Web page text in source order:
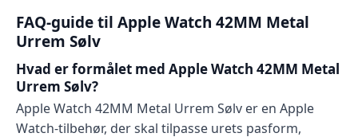
FAQ-guide til Apple Watch 42MM Metal
Urrem Sølv
Hvad er formålet med Apple Watch 42MM Metal
Urrem Sølv?
Apple Watch 42MM Metal Urrem Sølv er en Apple
Watch-tilbehør, der skal tilpasse urets pasform,